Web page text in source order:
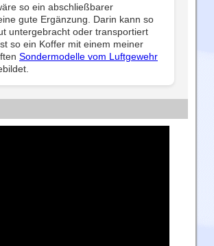
so ein abschließbarer
gute Ergänzung. Darin kann so
untergebracht oder transportiert
so ein Koffer mit einem meiner
Sondermodelle vom Luftgewehr